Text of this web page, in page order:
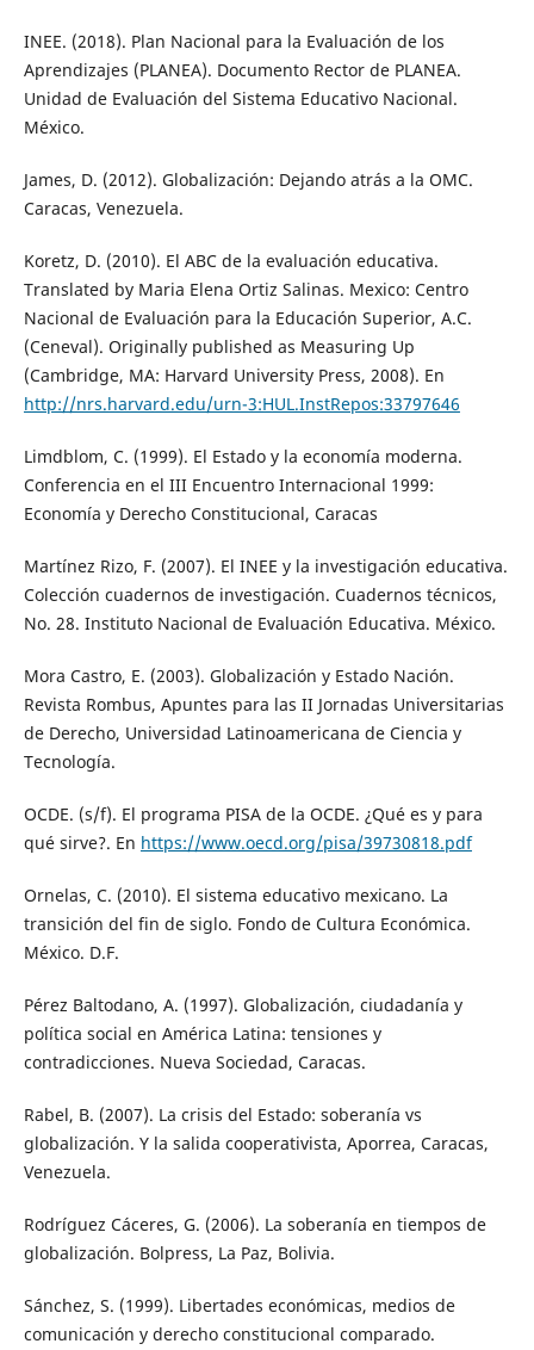
INEE. (2018). Plan Nacional para la Evaluación de los
Aprendizajes (PLANEA). Documento Rector de PLANEA.
Unidad de Evaluación del Sistema Educativo Nacional.
México.
James, D. (2012). Globalización: Dejando atrás a la OMC.
Caracas, Venezuela.
Koretz, D. (2010). El ABC de la evaluación educativa.
Translated by Maria Elena Ortiz Salinas. Mexico: Centro
Nacional de Evaluación para la Educación Superior, A.C.
(Ceneval). Originally published as Measuring Up
(Cambridge, MA: Harvard University Press, 2008). En
http://nrs.harvard.edu/urn-3:HUL.InstRepos:33797646
Limdblom, C. (1999). El Estado y la economía moderna.
Conferencia en el III Encuentro Internacional 1999:
Economía y Derecho Constitucional, Caracas
Martínez Rizo, F. (2007). El INEE y la investigación educativa.
Colección cuadernos de investigación. Cuadernos técnicos,
No. 28. Instituto Nacional de Evaluación Educativa. México.
Mora Castro, E. (2003). Globalización y Estado Nación.
Revista Rombus, Apuntes para las II Jornadas Universitarias
de Derecho, Universidad Latinoamericana de Ciencia y
Tecnología.
OCDE. (s/f). El programa PISA de la OCDE. ¿Qué es y para
qué sirve?. En https://www.oecd.org/pisa/39730818.pdf
Ornelas, C. (2010). El sistema educativo mexicano. La
transición del fin de siglo. Fondo de Cultura Económica.
México. D.F.
Pérez Baltodano, A. (1997). Globalización, ciudadanía y
política social en América Latina: tensiones y
contradicciones. Nueva Sociedad, Caracas.
Rabel, B. (2007). La crisis del Estado: soberanía vs
globalización. Y la salida cooperativista, Aporrea, Caracas,
Venezuela.
Rodríguez Cáceres, G. (2006). La soberanía en tiempos de
globalización. Bolpress, La Paz, Bolivia.
Sánchez, S. (1999). Libertades económicas, medios de
comunicación y derecho constitucional comparado.